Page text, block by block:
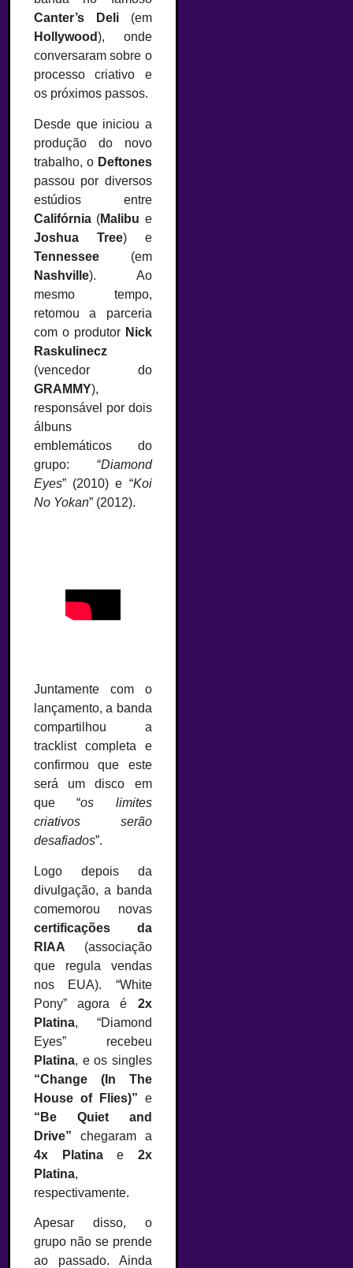
Canter’s Deli(em
Hollywood), onde
conversaram sobre o
processo criativo e
os próximos passos.
Desde que iniciou a
produção do novo
trabalho, o Deftones
passou por diversos
estúdios entre
Califórnia (Malibu e
Joshua Tree) e
Tennessee (em
Nashville). Ao
mesmo tempo,
retomou a parceria
com o produtor Nick
Raskulinecz
(vencedor do
GRAMMY),
responsável por dois
álbuns
emblemáticos do
grupo: “Diamond
Eyes” (2010) e “Koi
No Yokan” (2012).
Juntamente com o
lançamento, a banda
compartilhou a
tracklist completa e
confirmou que este
será um disco em
que “os limites
criativos serão
desafiados”.
Logo depois da
divulgação, a banda
comemorou novas
certificações da
RIAA (associação
que regula vendas
nos EUA). “White
Pony” agora é 2x
Platina, “Diamond
Eyes” recebeu
Platina, e os singles
“Change (In The
House of Flies)” e
“Be Quiet and
Drive” chegaram a
4x Platinae 2x
Platina,
respectivamente.
Apesar disso, o
grupo não se prende
ao passado. Ainda